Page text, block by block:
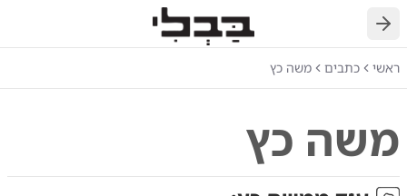
חזרה
ראשי כתבים משה כץ
משה כץ